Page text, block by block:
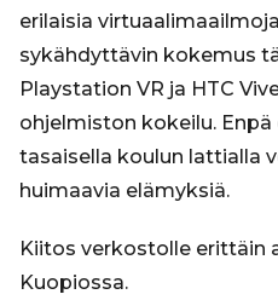
erilaisia
sykähdyttävin kokemus
Playstation VR ja HTC
ohjelmiston kokeilu.
tasaisella koulun lattialla
huimaavia elämyksiä.
Kiitos verkostolle erittäin
Kuopiossa.